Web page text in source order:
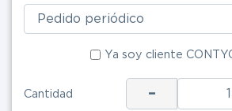
Ya soy cliente
Cantidad -